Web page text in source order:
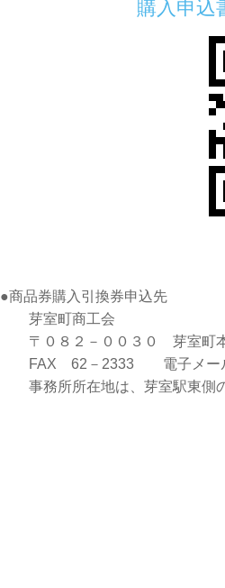
購入申込
●商品券購入引換券申込先
芽室町商工会
〒０８２－００３０ 芽室町本
FAX 62－2333 電子メール
事務所所在地は、芽室駅東側